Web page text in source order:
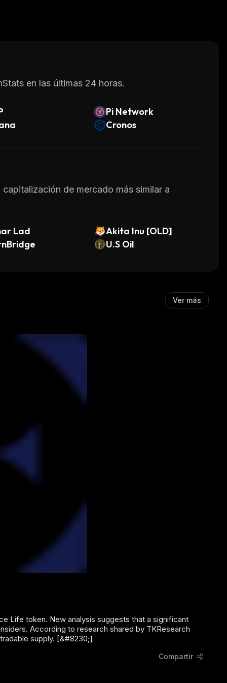
en las últimas 24 horas.
Pi Network
Cronos
de mercado más similar a
Lad
Akita Inu [OLD]
U.S Oil
Ver más
Life token. New analysis suggests that a significant
According to research shared by TKResearch
supply. [&#8230;]
Compartir